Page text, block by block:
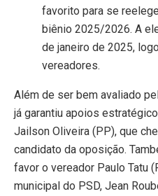
favorito para se
biênio 2025/2026. A
de janeiro de 2025,
vereadores.
Além de ser bem avaliado
já garantiu apoios
Jailson Oliveira (PP), que
candidato da oposição.
favor o vereador Paulo Tatu
municipal do PSD, Jean